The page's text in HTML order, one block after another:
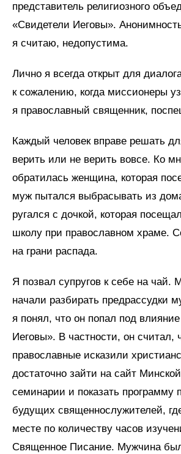
представитель религиозного
«Свидетели Иеговы».
я считаю, недопустима.
Лично я всегда открыт для
к сожалению, когда миссионеры
я православный священник,
Каждый человек вправе решать
верить или не верить вовсе. Ко
обратилась женщина, которая
муж пытался выбрасывать из
ругался с дочкой, которая
школу при православном храме.
на грани распада.
Я позвал супругов к себе на чай.
начали разбирать предрассудки
я понял, что он попал под
Иеговы». В частности, он считал,
православные исказили
достаточно зайти на сайт
семинарии и показать программу
будущих священнослужителей,
месте по количеству часов
Священное Писание. Мужчина